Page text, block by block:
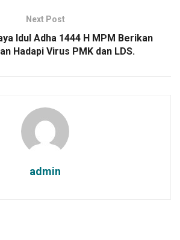
Next Post
Idul Adha 1444 H MPM Berikan
Hadapi Virus PMK dan LDS.
admin